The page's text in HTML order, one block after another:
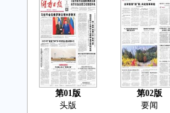
第01版
头版
第02版
要闻